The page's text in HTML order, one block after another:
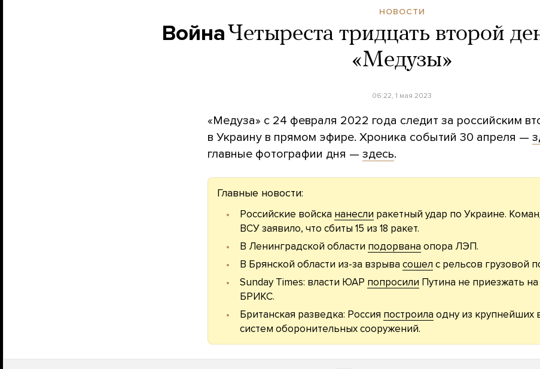
НОВОСТИ
Война Четыреста тридцать второй
«Медузы»
06:22, 1 мая 2023
«Медуза» с 24 февраля 2022 года следит за российским
в Украину в прямом эфире. Хроника событий 30 апреля —
главные фотографии дня — здесь.
Главные новости:
Российские войска нанесли ракетный удар по Украине.
ВСУ заявило, что сбиты 15 из 18 ракет.
В Ленинградской области подорвана опора ЛЭП.
В Брянской области из-за взрыва сошел с рельсов грузовой
Sunday Times: власти ЮАР попросили Путина не приезжать
БРИКС.
Британская разведка: Россия построила одну из крупнейших
систем оборонительных сооружений.